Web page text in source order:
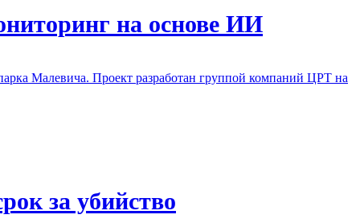
на основе ИИ
Малевича. Проект разработан группой компаний ЦРТ на
за убийство